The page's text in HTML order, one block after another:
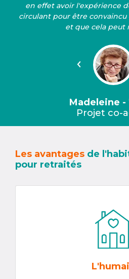
en effet avoir l'expérience
circulant pour être
et que cela peut
Précédent
Madeleine -
Projet co-
Les avantages de
pour retraités